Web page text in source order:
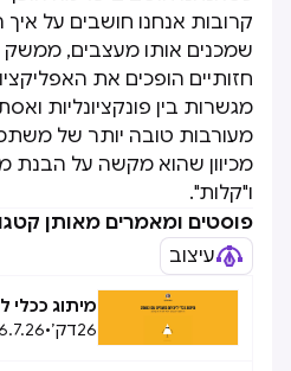
קרובות אנחנו חושבים על איך
שמכנים אותו מעצבים, ממשק
חזותיים הופכים את
מגשרות בין פונקציונליות
מעורבות טובה יותר של
מכיוון שהוא מקשה על הבנת
ו"קלות".
פוסטים ומאמרים מאותן
עיצוב
מיתוג ככלי
26דק׳•